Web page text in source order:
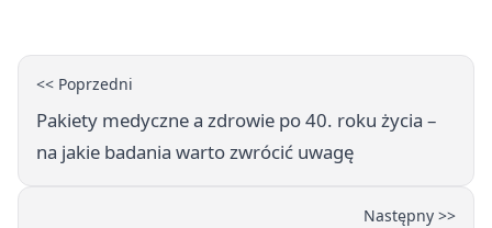
<< Poprzedni
Pakiety medyczne a zdrowie po 40. roku życia –
na jakie badania warto zwrócić uwagę
Następny >>